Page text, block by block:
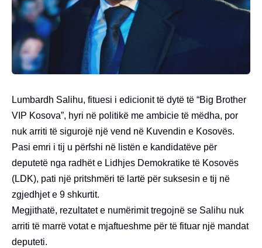
Lumbardh Salihu, fituesi i edicionit të dytë të “Big Brother
VIP Kosova”, hyri në politikë me ambicie të mëdha, por
nuk arriti të sigurojë një vend në Kuvendin e Kosovës.
Pasi emri i tij u përfshi në listën e kandidatëve për
deputetë nga radhët e Lidhjes Demokratike të Kosovës
(LDK), pati një pritshmëri të lartë për suksesin e tij në
zgjedhjet e 9 shkurtit.
Megjithatë, rezultatet e numërimit tregojnë se Salihu nuk
arriti të marrë votat e mjaftueshme për të fituar një mandat
deputeti.